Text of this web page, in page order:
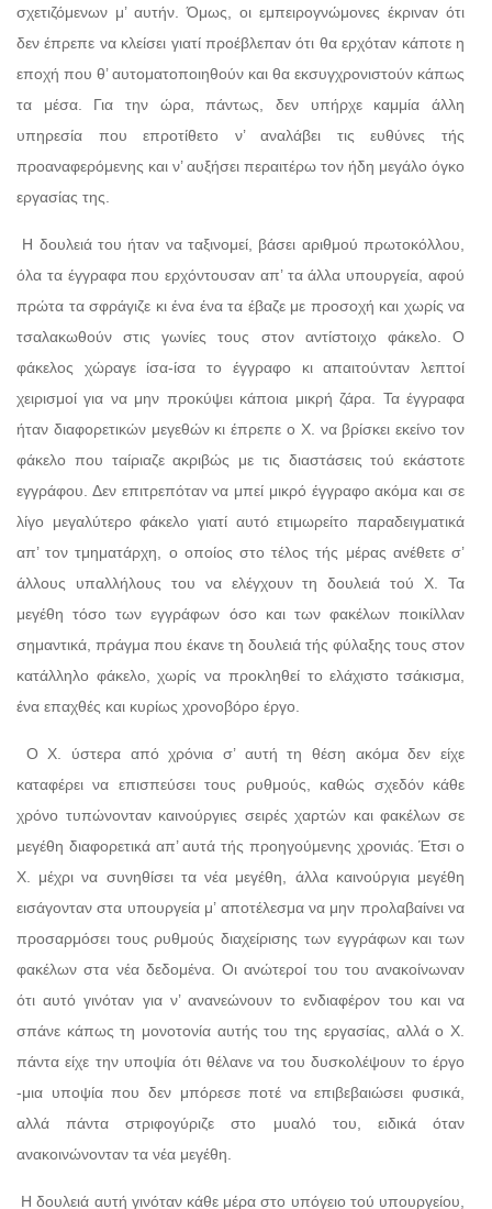
σχετιζόμενων μ’ αυτήν. Όμως, οι εμπειρογνώμονες έκριναν ότι
δεν έπρεπε να κλείσει γιατί προέβλεπαν ότι θα ερχόταν κάποτε η
εποχή που θ’ αυτοματοποιηθούν και θα εκσυγχρονιστούν κάπως
τα μέσα. Για την ώρα, πάντως, δεν υπήρχε καμμία άλλη
υπηρεσία που επροτίθετο ν’ αναλάβει τις ευθύνες τής
προαναφερόμενης και ν’ αυξήσει περαιτέρω τον ήδη μεγάλο όγκο
εργασίας της.
Η δουλειά του ήταν να ταξινομεί, βάσει αριθμού πρωτοκόλλου,
όλα τα έγγραφα που ερχόντουσαν απ’ τα άλλα υπουργεία, αφού
πρώτα τα σφράγιζε κι ένα ένα τα έβαζε με προσοχή και χωρίς να
τσαλακωθούν στις γωνίες τους στον αντίστοιχο φάκελο. Ο
φάκελος χώραγε ίσα-ίσα το έγγραφο κι απαιτούνταν λεπτοί
χειρισμοί για να μην προκύψει κάποια μικρή ζάρα. Τα έγγραφα
ήταν διαφορετικών μεγεθών κι έπρεπε ο Χ. να βρίσκει εκείνο τον
φάκελο που ταίριαζε ακριβώς με τις διαστάσεις τού εκάστοτε
εγγράφου. Δεν επιτρεπόταν να μπεί μικρό έγγραφο ακόμα και σε
λίγο μεγαλύτερο φάκελο γιατί αυτό ετιμωρείτο παραδειγματικά
απ’ τον τμηματάρχη, ο οποίος στο τέλος τής μέρας ανέθετε σ’
άλλους υπαλλήλους του να ελέγχουν τη δουλειά τού Χ. Τα
μεγέθη τόσο των εγγράφων όσο και των φακέλων ποικίλλαν
σημαντικά, πράγμα που έκανε τη δουλειά τής φύλαξης τους στον
κατάλληλο φάκελο, χωρίς να προκληθεί το ελάχιστο τσάκισμα,
ένα επαχθές και κυρίως χρονοβόρο έργο.
Ο Χ. ύστερα από χρόνια σ’ αυτή τη θέση ακόμα δεν είχε
καταφέρει να επισπεύσει τους ρυθμούς, καθώς σχεδόν κάθε
χρόνο τυπώνονταν καινούργιες σειρές χαρτών και φακέλων σε
μεγέθη διαφορετικά απ’ αυτά τής προηγούμενης χρονιάς. Έτσι ο
Χ. μέχρι να συνηθίσει τα νέα μεγέθη, άλλα καινούργια μεγέθη
εισάγονταν στα υπουργεία μ’ αποτέλεσμα να μην προλαβαίνει να
προσαρμόσει τους ρυθμούς διαχείρισης των εγγράφων και των
φακέλων στα νέα δεδομένα. Οι ανώτεροί του του ανακοίνωναν
ότι αυτό γινόταν για ν’ ανανεώνουν το ενδιαφέρον του και να
σπάνε κάπως τη μονοτονία αυτής του της εργασίας, αλλά ο Χ.
πάντα είχε την υποψία ότι θέλανε να του δυσκολέψουν το έργο
-μια υποψία που δεν μπόρεσε ποτέ να επιβεβαιώσει φυσικά,
αλλά πάντα στριφογύριζε στο μυαλό του, ειδικά όταν
ανακοινώνονταν τα νέα μεγέθη.
Η δουλειά αυτή γινόταν κάθε μέρα στο υπόγειο τού υπουργείου,